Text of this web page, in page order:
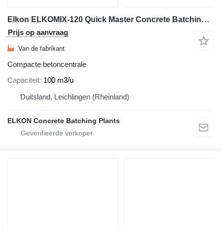
Elkon ELKOMIX-120 Quick Master Concrete Batching Plant
Prijs op aanvraag
Van de fabrikant
Compacte betoncentrale
Capaciteit 100 m3/u
Duitsland, Leichlingen (Rheinland)
ELKON Concrete Batching Plants